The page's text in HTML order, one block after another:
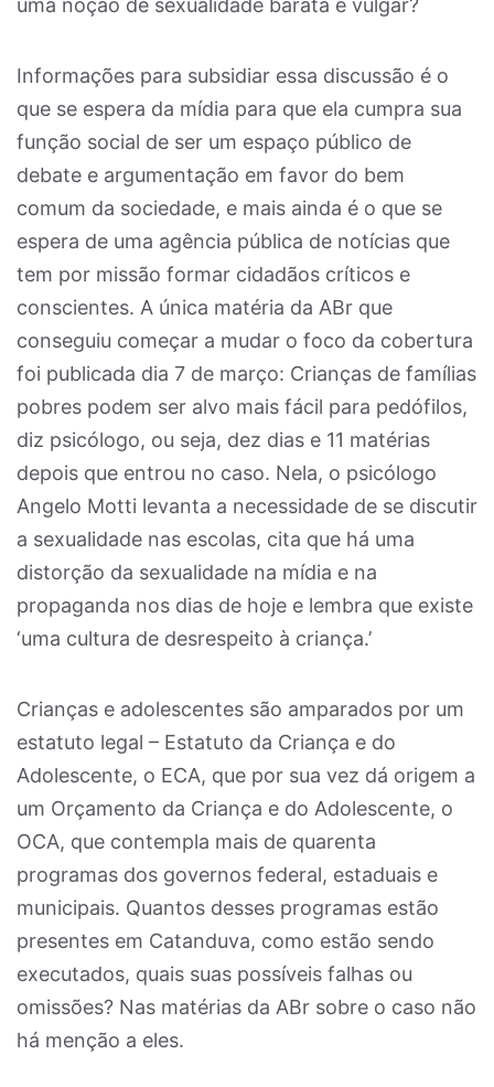
uma noção de sexualidade barata e vulgar?
Informações para subsidiar essa discussão é o
que se espera da mídia para que ela cumpra sua
função social de ser um espaço público de
debate e argumentação em favor do bem
comum da sociedade, e mais ainda é o que se
espera de uma agência pública de notícias que
tem por missão formar cidadãos críticos e
conscientes. A única matéria da ABr que
conseguiu começar a mudar o foco da cobertura
foi publicada dia 7 de março: Crianças de famílias
pobres podem ser alvo mais fácil para pedófilos,
diz psicólogo, ou seja, dez dias e 11 matérias
depois que entrou no caso. Nela, o psicólogo
Angelo Motti levanta a necessidade de se discutir
a sexualidade nas escolas, cita que há uma
distorção da sexualidade na mídia e na
propaganda nos dias de hoje e lembra que existe
‘uma cultura de desrespeito à criança.’
Crianças e adolescentes são amparados por um
estatuto legal – Estatuto da Criança e do
Adolescente, o ECA, que por sua vez dá origem a
um Orçamento da Criança e do Adolescente, o
OCA, que contempla mais de quarenta
programas dos governos federal, estaduais e
municipais. Quantos desses programas estão
presentes em Catanduva, como estão sendo
executados, quais suas possíveis falhas ou
omissões? Nas matérias da ABr sobre o caso não
há menção a eles.